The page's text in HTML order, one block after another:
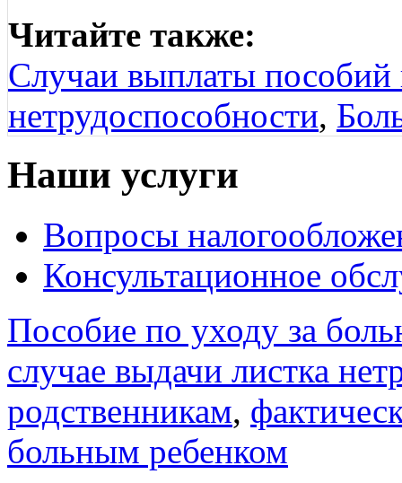
Читайте также:
Случаи выплаты
нетрудоспособности,
Наши услуги
Вопросы
Консультационное
Пособие по уходу за
случае выдачи листка
родственникам,
больным ребенком